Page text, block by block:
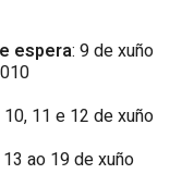
espera: 9 de xuño
10, 11 e 12 de xuño
ao 19 de xuño